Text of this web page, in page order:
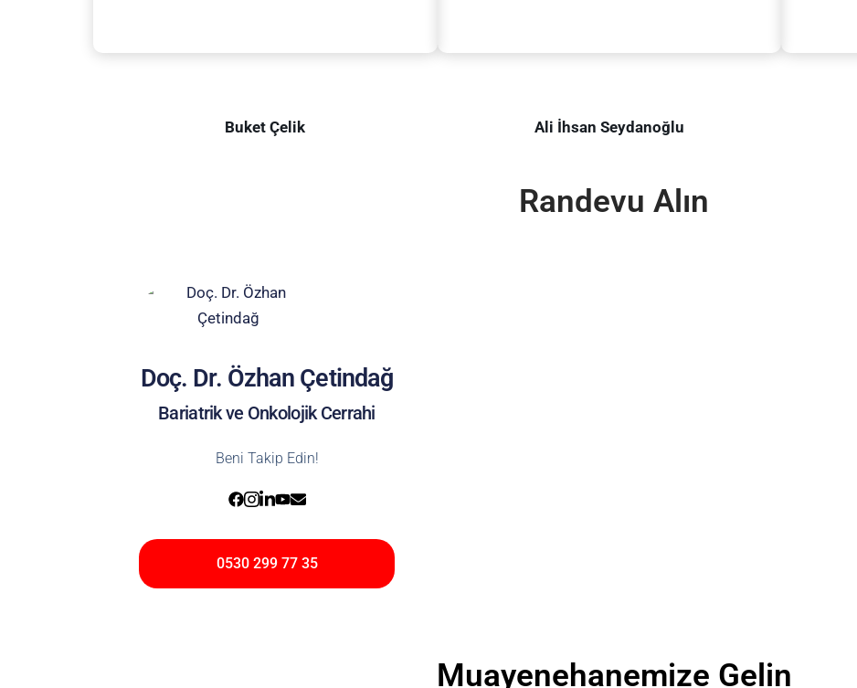
Buket Çelik Ali İhsan Seydanoğlu
Randevu Alın
Doç. Dr. Özhan Çetindağ
Bariatrik ve Onkolojik Cerrahi
Beni Takip Edin!
0530 299 77 35
Muayenehanemize Gelin​